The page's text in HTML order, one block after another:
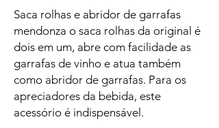
Saca rolhas e abridor de garrafas
mendonza o saca rolhas da original é
dois em um, abre com facilidade as
garrafas de vinho e atua também
como abridor de garrafas. Para os
apreciadores da bebida, este
acessório é indispensável.